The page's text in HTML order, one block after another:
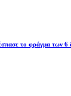
το φράγμα των 6